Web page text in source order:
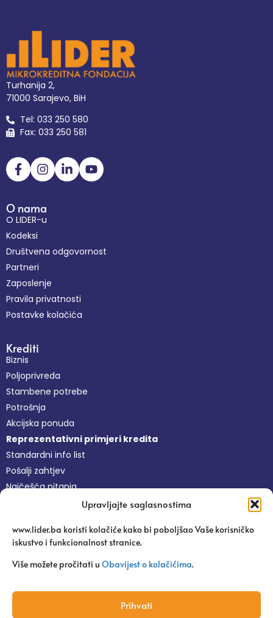
Upravljajte saglasnostima
www.lider.ba koristi kolačiće kako bi poboljšao Vaše korisničko
iskustvo i funkcionalnost stranice.
Više možete pročitati u Obavijest o kolačićima.
Prihvati
Turhanija 2,
71000 Sarajevo, BiH
Tel: 033 250 580
Fax: 033 250 581
O nama
O LIDER-u
Kodeksi
Društvena odgovornost
Partneri
Zaposlenje
Pravila privatnosti
Postavke kolačića
Krediti
Biznis
Poljoprivreda
Stambene potrebe
Potrošnja
Akcijska ponuda
Reprezentativni primjeri kredita
Standardni info list
Pošalji zahtjev
Najčešća pitanja
Besplatne usluge
Platforma Pravi Lider
Pitaj agronoma
Uspješne priče